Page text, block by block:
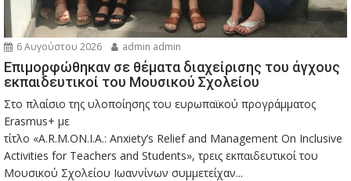
6 Αυγούστου 2026 admin admin
Eπιμορφώθηκαν σε θέματα διαχείρισης του άγχους
εκπαιδευτικοί του Μουσικού Σχολείου
Στο πλαίσιο της υλοποίησης του ευρωπαϊκού προγράμματος
Erasmus+ με
τίτλο «A.R.M.ON.I.A.: Anxiety’s Relief and Management On Inclusive
Activities for Teachers and Students», τρεις εκπαιδευτικοί του
Μουσικού Σχολείου Ιωαννίνων συμμετείχαν...